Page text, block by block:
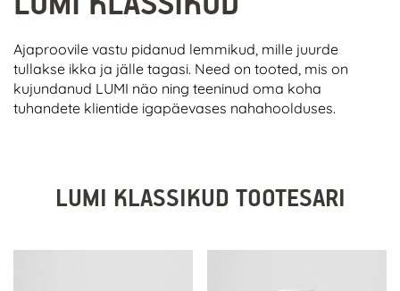
Ajaproovile vastu pidanud lemmikud, mille juurde
tullakse ikka ja jälle tagasi. Need on tooted, mis on
kujundanud LUMI näo ning teeninud oma koha
tuhandete klientide igapäevases nahahoolduses.
LUMI KLASSIKUD TOOTESARI